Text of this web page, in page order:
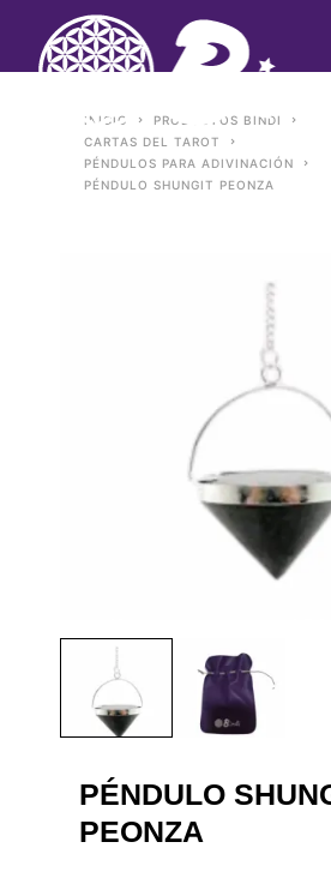
INICIO
PRODUCTOS BINDI
CARTAS DEL TAROT
PÉNDULOS PARA ADIVINACIÓN
PÉNDULO SHUNGIT PEONZA
PÉNDULO
PEONZA